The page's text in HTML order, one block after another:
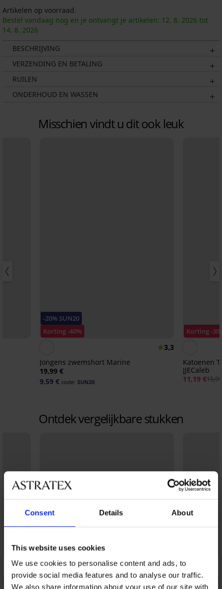
Consent Details About
This website uses cookies
We use cookies to personalise content and ads, to
provide social media features and to analyse our traffic.
We also share information about your use of our site with
Artikelen op voorraad.
Bestel vandaag nog en je ontvangt je artikelen: 12. 8. 2026 tot
14. 8. 2026
BESCHRIJVING
VERZENDING EN BETALING
RUILEN
ONDERHOUD EN WASSEN
Misschien vindt u dit ook leuk
-20% SUN20
Korting -40%
3,3
Jongens zwemshort Marine
19,99 €
9,59 € code: SUN20
Korting -
Katoenen
JJECaleb
11,19 €
Ontdek vergelijkbare stukken